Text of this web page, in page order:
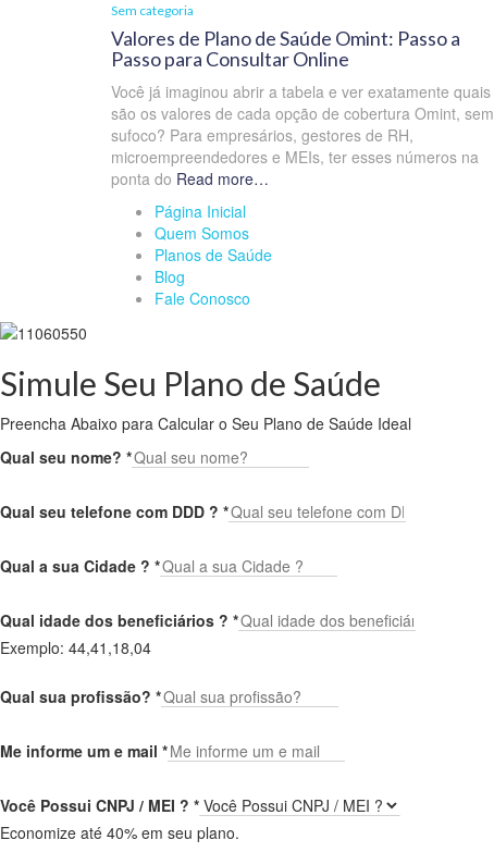
Sem categoria
Valores de Plano de Saúde Omint: Passo a
Passo para Consultar Online
Você já imaginou abrir a tabela e ver exatamente quais
são os valores de cada opção de cobertura Omint, sem
sufoco? Para empresários, gestores de RH,
microempreendedores e MEIs, ter esses números na
ponta do Read more…
Página Inicial
Quem Somos
Planos de Saúde
Blog
Fale Conosco
Simule Seu Plano de Saúde
Preencha Abaixo para Calcular o Seu Plano de Saúde Ideal
Qual seu nome? *
Qual seu telefone com DDD ? *
Qual a sua Cidade ? *
Qual idade dos beneficiários ? *
Exemplo: 44,41,18,04
Qual sua profissão? *
Me informe um e mail *
Você Possui CNPJ / MEI ? *
Economize até 40% em seu plano.